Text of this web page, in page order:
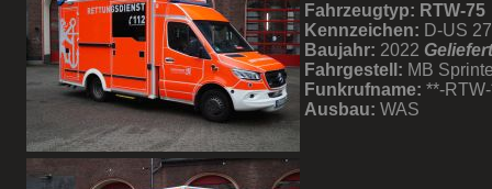
Fahrzeugtyp: RTW-75
Kennzeichen: D-US
Baujahr: 2022
Fahrgestell: MB
Funkrufname: **-
Ausbau: WAS